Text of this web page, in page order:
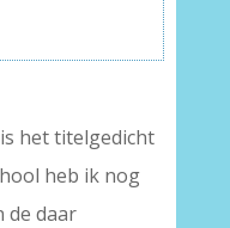
het titelgedicht
heb ik nog
de daar